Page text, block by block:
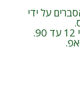
על ידי